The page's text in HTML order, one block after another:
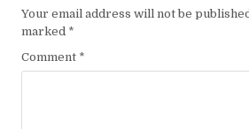
Your email address will not be
marked *
Comment *